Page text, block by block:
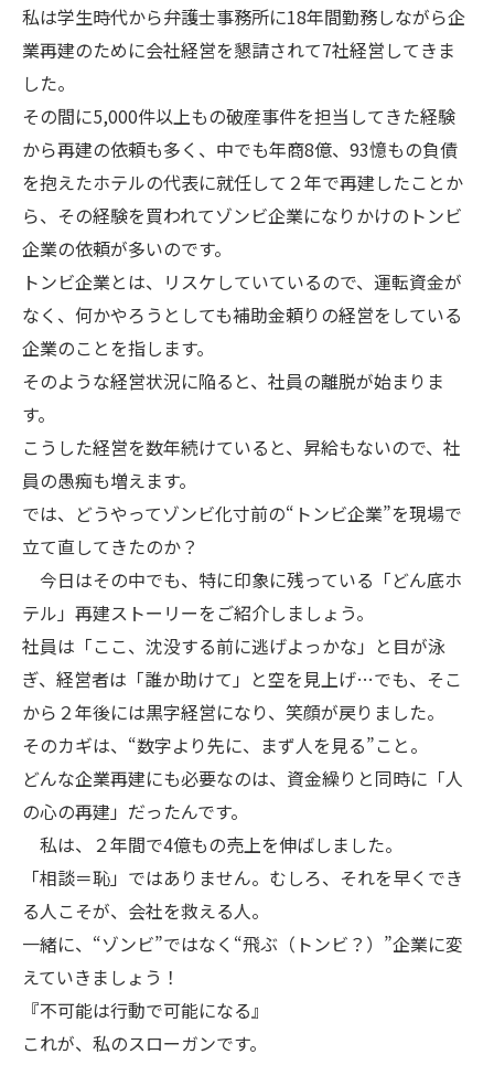
私は学生時代から弁護士事務所に18年間勤務しながら企
業再建のために会社経営を懇請されて7社経営してきま
した。
その間に5,000件以上もの破産事件を担当してきた経験
から再建の依頼も多く、中でも年商8億、93憶もの負債
を抱えたホテルの代表に就任して２年で再建したことか
ら、その経験を買われてゾンビ企業になりかけのトンビ
企業の依頼が多いのです。
トンビ企業とは、リスケしていているので、運転資金が
なく、何かやろうとしても補助金頼りの経営をしている
企業のことを指します。
そのような経営状況に陥ると、社員の離脱が始まりま
す。
こうした経営を数年続けていると、昇給もないので、社
員の愚痴も増えます。
では、どうやってゾンビ化寸前の“トンビ企業”を現場で
立て直してきたのか？
今日はその中でも、特に印象に残っている「どん底ホ
テル」再建ストーリーをご紹介しましょう。
社員は「ここ、沈没する前に逃げよっかな」と目が泳
ぎ、経営者は「誰か助けて」と空を見上げ…でも、そこ
から２年後には黒字経営になり、笑顔が戻りました。
そのカギは、“数字より先に、まず人を見る”こと。
どんな企業再建にも必要なのは、資金繰りと同時に「人
の心の再建」だったんです。
私は、２年間で4億もの売上を伸ばしました。
「相談＝恥」ではありません。むしろ、それを早くでき
る人こそが、会社を救える人。
一緒に、“ゾンビ”ではなく“飛ぶ（トンビ？）”企業に変
えていきましょう！
『不可能は行動で可能になる』
これが、私のスローガンです。